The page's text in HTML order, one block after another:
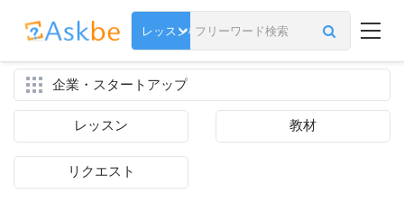
企業・スタートアップ
レッスン 教材
リクエスト